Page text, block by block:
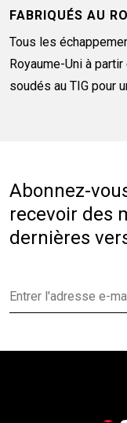
FABRIQUÉS AU
Tous les
Royaume-Uni à
soudés au TIG pour
Abonnez-
recevoir des
dernières